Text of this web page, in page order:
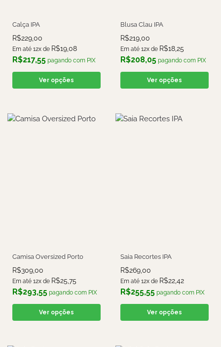
Calça IPA
R$229,00
Em até 12x de R$19,08
R$217,55 pagando com PIX
Ver opções
Blusa Clau IPA
R$219,00
Em até 12x de R$18,25
R$208,05 pagando com PIX
Ver opções
Camisa Oversized Porto
R$309,00
Em até 12x de R$25,75
R$293,55 pagando com PIX
Ver opções
Saia Recortes IPA
R$269,00
Em até 12x de R$22,42
R$255,55 pagando com PIX
Ver opções